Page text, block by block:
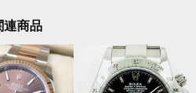
ケース・冊子・グリーンタグ・余り駒3
リアル
レス
連商品